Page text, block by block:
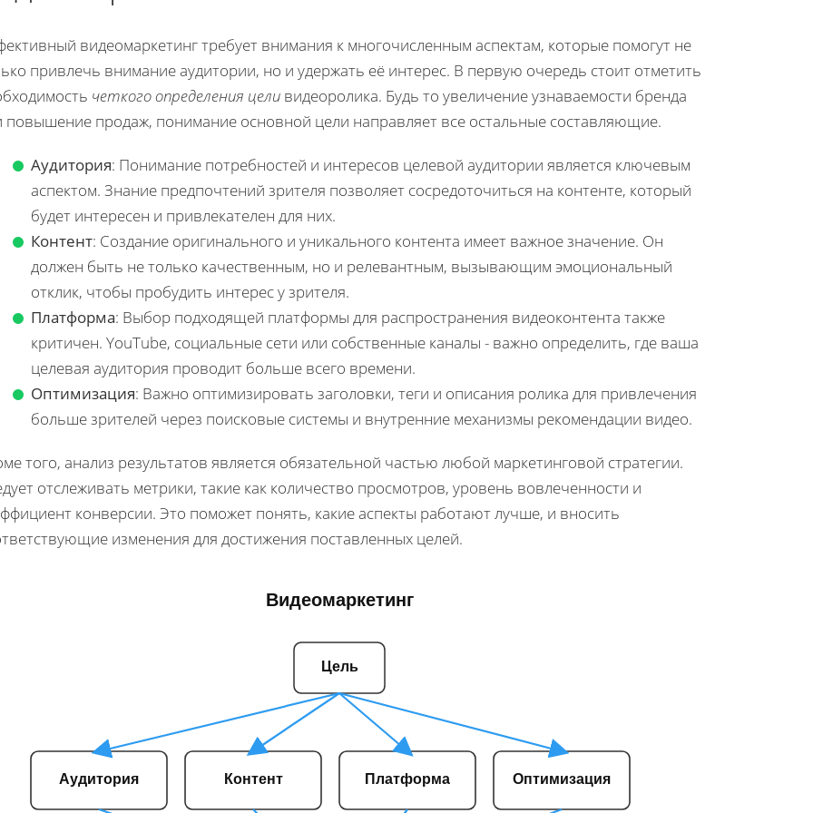
видеомаркетинг требует внимания к многочисленным аспектам, которые помогут не
привлечь внимание аудитории, но и удержать её интерес. В первую очередь стоит отметить
четкого определения цели видеоролика. Будь то увеличение узнаваемости бренда
повышение продаж, понимание основной цели направляет все остальные составляющие.
Аудитория: Понимание потребностей и интересов целевой аудитории является ключевым
аспектом. Знание предпочтений зрителя позволяет сосредоточиться на контенте, который
будет интересен и привлекателен для них.
Контент: Создание оригинального и уникального контента имеет важное значение. Он
должен быть не только качественным, но и релевантным, вызывающим эмоциональный
отклик, чтобы пробудить интерес у зрителя.
Платформа: Выбор подходящей платформы для распространения видеоконтента также
критичен. YouTube, социальные сети или собственные каналы - важно определить, где ваша
целевая аудитория проводит больше всего времени.
Оптимизация: Важно оптимизировать заголовки, теги и описания ролика для привлечения
больше зрителей через поисковые системы и внутренние механизмы рекомендации видео.
того, анализ результатов является обязательной частью любой маркетинговой стратегии.
отслеживать метрики, такие как количество просмотров, уровень вовлеченности и
конверсии. Это поможет понять, какие аспекты работают лучше, и вносить
изменения для достижения поставленных целей.
Видеомаркетинг
Цель
Аудитория Контент Платформа Оптимизация